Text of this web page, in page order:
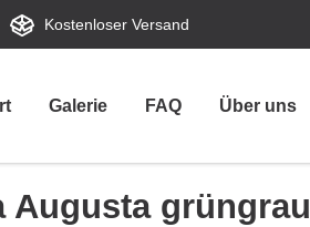
Kostenloser Versand
Galerie FAQ Über uns
Augusta grüngrau